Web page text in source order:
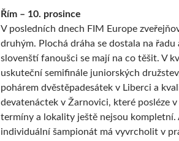
Řím – 10. prosince
V posledních dnech FIM Europe
druhým. Plochá dráha se dostala na řadu
slovenští fanoušci se mají na co těšit. V
uskuteční semifinále juniorských
pohárem dvěstěpadesátek v Liberci a
devatenáctek v Žarnovici, které posléze
termíny a lokality ještě nejsou kompletní.
individuální šampionát má vyvrcholit v